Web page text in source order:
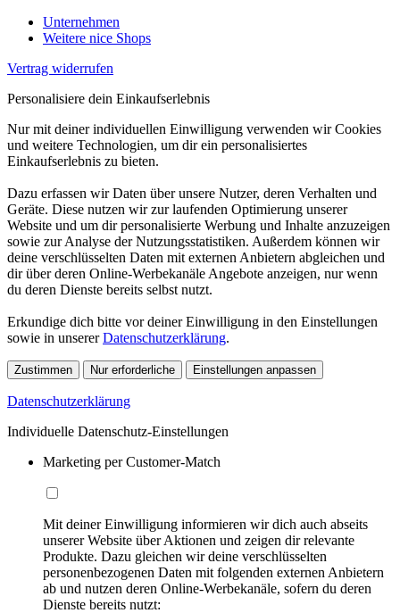
Unternehmen
Weitere nice Shops
Vertrag widerrufen
Personalisiere dein Einkaufserlebnis
Nur mit deiner individuellen Einwilligung verwenden wir Cookies
und weitere Technologien, um dir ein personalisiertes
Einkaufserlebnis zu bieten.
Dazu erfassen wir Daten über unsere Nutzer, deren Verhalten und
Geräte. Diese nutzen wir zur laufenden Optimierung unserer
Website und um dir personalisierte Werbung und Inhalte anzuzeigen
sowie zur Analyse der Nutzungsstatistiken. Außerdem können wir
deine verschlüsselten Daten mit externen Anbietern abgleichen und
dir über deren Online-Werbekanäle Angebote anzeigen, nur wenn
du deren Dienste bereits selbst nutzt.
Erkundige dich bitte vor deiner Einwilligung in den Einstellungen
sowie in unsererDatenschutzerklärung.
Zustimmen Nur erforderliche Einstellungen anpassen
Datenschutzerklärung
Individuelle Datenschutz-Einstellungen
Marketing per Customer-Match
Mit deiner Einwilligung informieren wir dich auch abseits
unserer Website über Aktionen und zeigen dir relevante
Produkte. Dazu gleichen wir deine verschlüsselten
personenbezogenen Daten mit folgenden externen Anbietern
ab und nutzen deren Online-Werbekanäle, sofern du deren
Dienste bereits nutzt: